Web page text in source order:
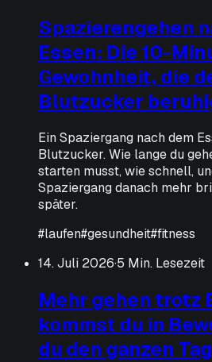
Spazierengehen
Essen: Die 10-
Gewohnheit, die
Blutzucker
Ein Spaziergang nach dem
Blutzucker. Wie lange du
starten musst, wie schnell,
Spaziergang danach mehr
später.
#laufen#gesundheit#fitness
14. Juli 2026·5 Min. Lesezeit
Mehr gehen trotz
kommst du in
du den ganzen